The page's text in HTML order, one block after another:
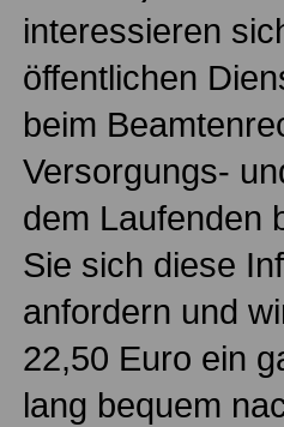
interessieren
öffentlichen
beim
Versorgungs-
dem Laufenden
Sie sich diese
anfordern und
22,50 Euro ein
lang bequem